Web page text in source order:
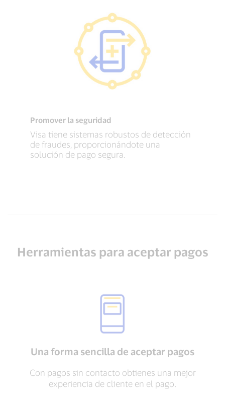
Promover la seguridad
Visa tiene sistemas robustos de detección
de fraudes, proporcionándote una
solución de pago segura.
Herramientas para aceptar pagos
Una forma sencilla de aceptar pagos
Con pagos sin contacto obtienes una mejor
experiencia de cliente en el pago.